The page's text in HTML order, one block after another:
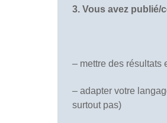
3. Vous avez publié/
– mettre des résultats
– adapter votre
surtout pas)